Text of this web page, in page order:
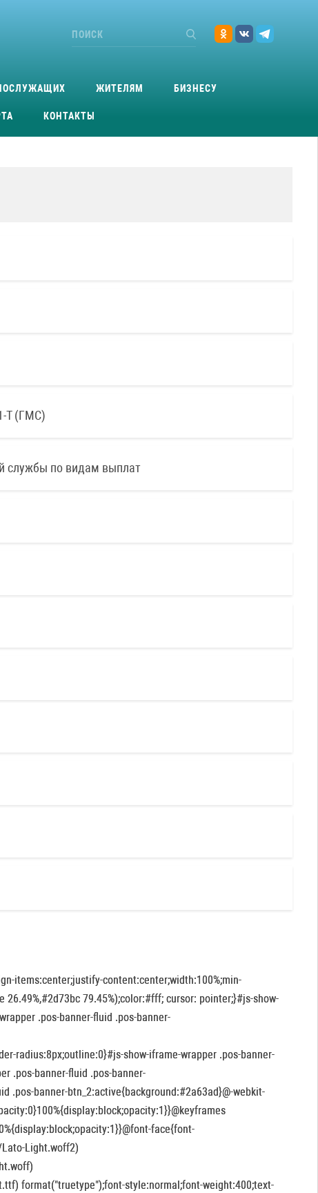
ЖИТЕЛЯМ БИЗНЕСУ
КОНТАКТЫ
Т (ГМС)
службы по видам выплат
items:center;justify-content:center;width:100%;min-
79.45%);color:#fff; cursor: pointer;}#js-show-
.pos-banner-fluid .pos-banner-
radius:8px;outline:0}#js-show-iframe-wrapper .pos-banner-
.pos-banner-fluid .pos-banner-
.pos-banner-btn_2:active{background:#2a63ad}@-webkit-
face{font-
Light.woff2)
format("truetype");font-style:normal;font-weight:400;text-